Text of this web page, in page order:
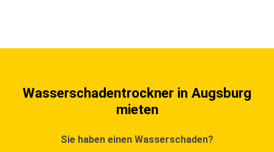
Wasserschadentrockner in Augsburg
mieten
Sie haben einen Wasserschaden?